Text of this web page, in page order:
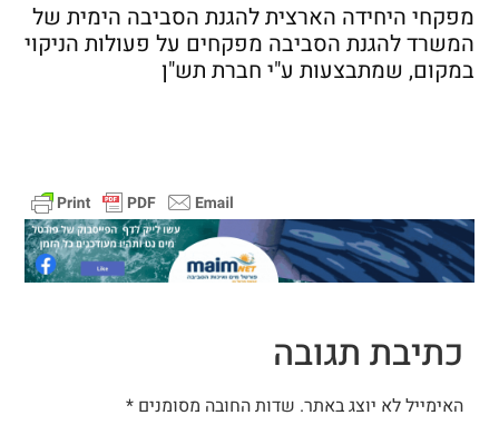
מפקחי היחידה הארצית להגנת הסביבה הימית של
המשרד להגנת הסביבה מפקחים על פעולות הניקוי
במקום, שמתבצעות ע"י חברת תש"ן
כתיבת תגובה
האימייל לא יוצג באתר. שדות החובה מסומנים *